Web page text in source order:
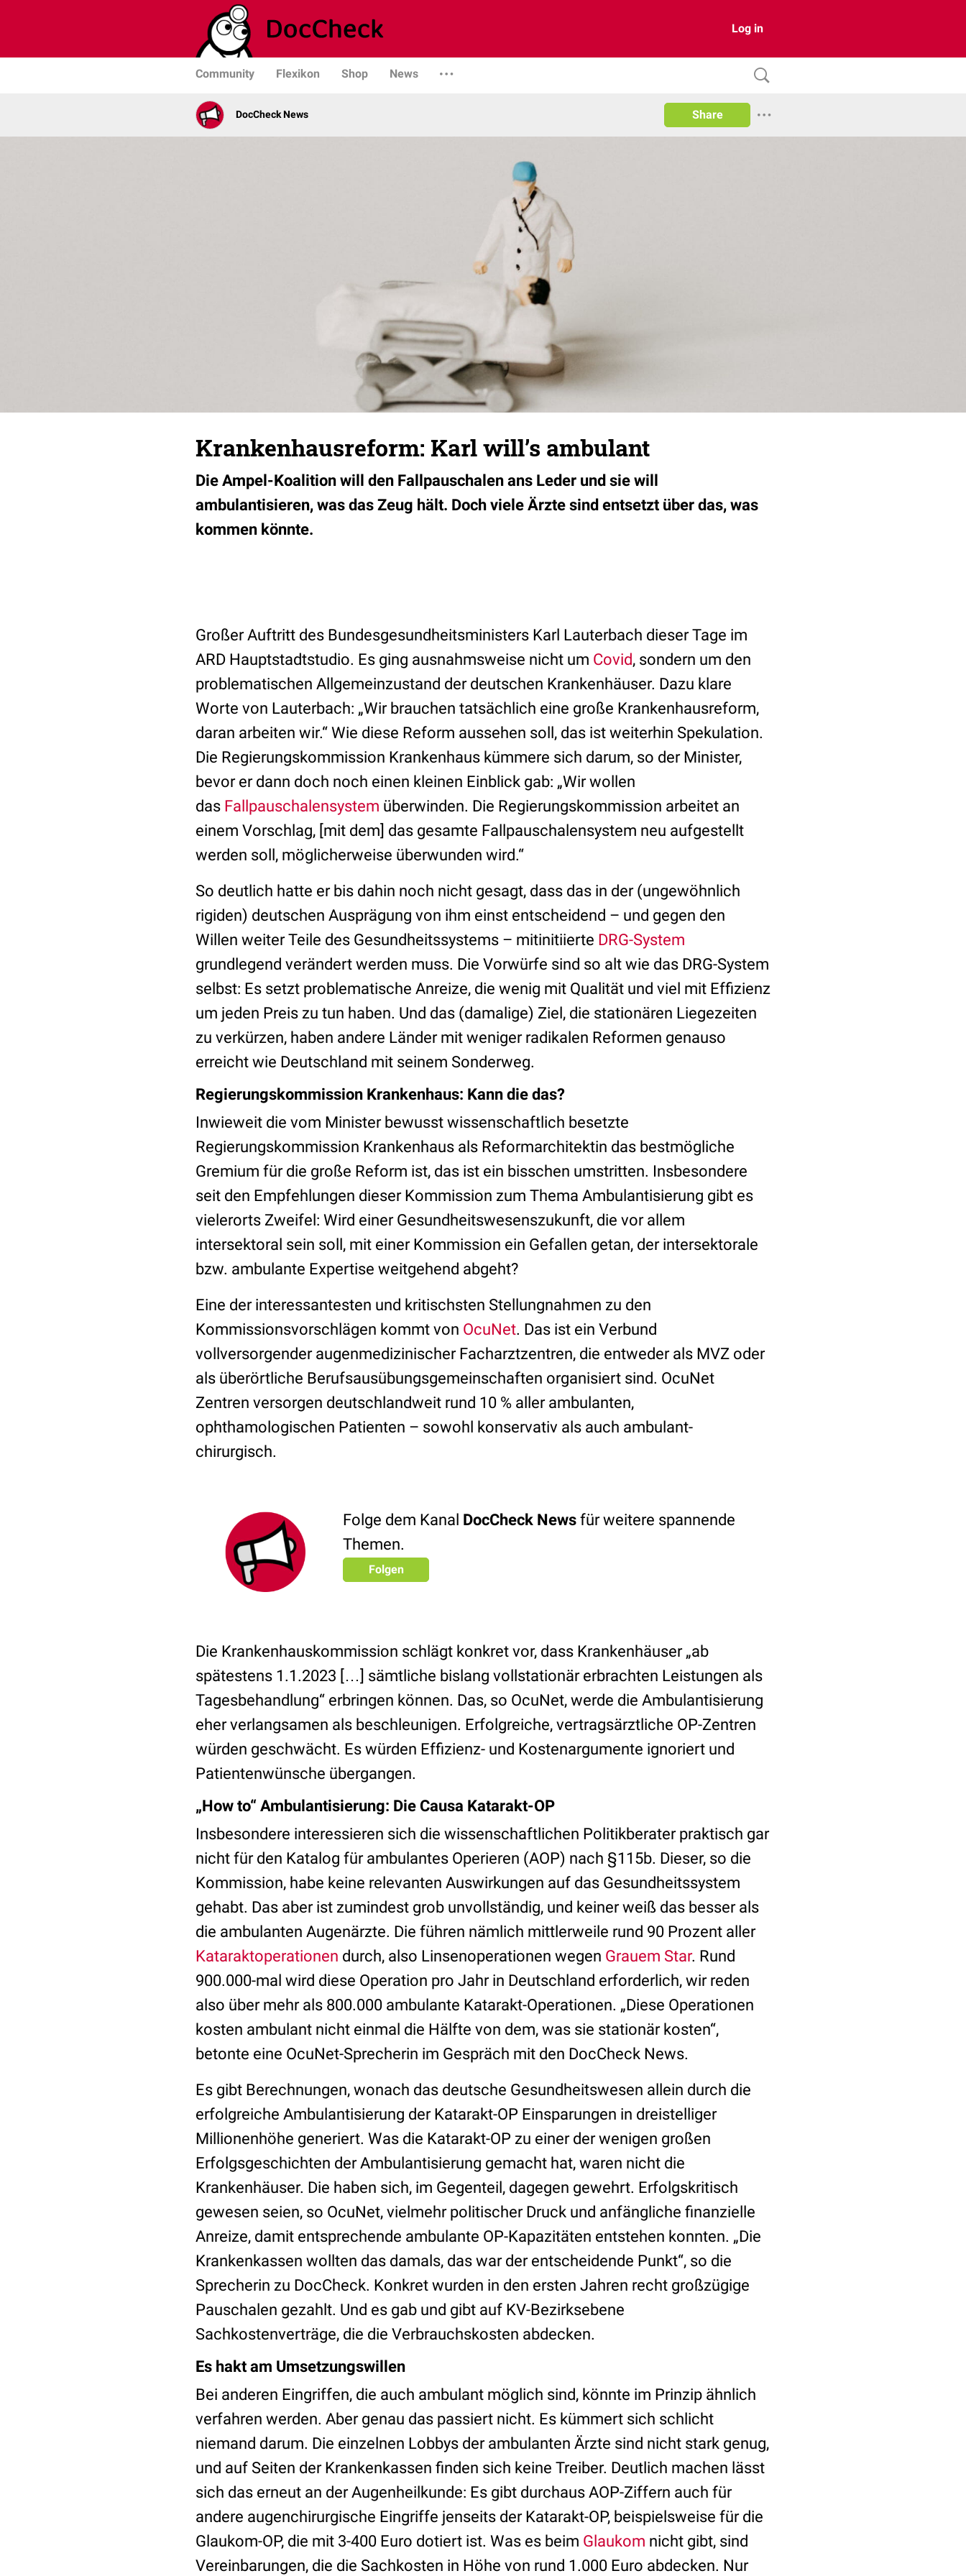
Log in
Community Flexikon Shop News
DocCheck News Share
Krankenhausreform: Karl will’s ambulant
Die Ampel-Koalition will den Fallpauschalen ans Leder und sie will
ambulantisieren, was das Zeug hält. Doch viele Ärzte sind entsetzt über das, was
kommen könnte.
Großer Auftritt des Bundesgesundheitsministers Karl Lauterbach dieser Tage im
ARD Hauptstadtstudio. Es ging ausnahmsweise nicht um Covid, sondern um den
problematischen Allgemeinzustand der deutschen Krankenhäuser. Dazu klare
Worte von Lauterbach: „Wir brauchen tatsächlich eine große Krankenhausreform,
daran arbeiten wir.“ Wie diese Reform aussehen soll, das ist weiterhin Spekulation.
Die Regierungskommission Krankenhaus kümmere sich darum, so der Minister,
bevor er dann doch noch einen kleinen Einblick gab: „Wir wollen
das Fallpauschalensystem überwinden. Die Regierungskommission arbeitet an
einem Vorschlag, [mit dem] das gesamte Fallpauschalensystem neu aufgestellt
werden soll, möglicherweise überwunden wird.“
So deutlich hatte er bis dahin noch nicht gesagt, dass das in der (ungewöhnlich
rigiden) deutschen Ausprägung von ihm einst entscheidend – und gegen den
Willen weiter Teile des Gesundheitssystems – mitinitiierte DRG-System
grundlegend verändert werden muss. Die Vorwürfe sind so alt wie das DRG-System
selbst: Es setzt problematische Anreize, die wenig mit Qualität und viel mit Effizienz
um jeden Preis zu tun haben. Und das (damalige) Ziel, die stationären Liegezeiten
zu verkürzen, haben andere Länder mit weniger radikalen Reformen genauso
erreicht wie Deutschland mit seinem Sonderweg.
Regierungskommission Krankenhaus: Kann die das?
Inwieweit die vom Minister bewusst wissenschaftlich besetzte
Regierungskommission Krankenhaus als Reformarchitektin das bestmögliche
Gremium für die große Reform ist, das ist ein bisschen umstritten. Insbesondere
seit den Empfehlungen dieser Kommission zum Thema Ambulantisierung gibt es
vielerorts Zweifel: Wird einer Gesundheitswesenszukunft, die vor allem
intersektoral sein soll, mit einer Kommission ein Gefallen getan, der intersektorale
bzw. ambulante Expertise weitgehend abgeht?
Eine der interessantesten und kritischsten Stellungnahmen zu den
Kommissionsvorschlägen kommt von OcuNet. Das ist ein Verbund
vollversorgender augenmedizinischer Facharztzentren, die entweder als MVZ oder
als überörtliche Berufsausübungsgemeinschaften organisiert sind. OcuNet
Zentren versorgen deutschlandweit rund 10 % aller ambulanten,
ophthamologischen Patienten – sowohl konservativ als auch ambulant-
chirurgisch.
Folge dem Kanal DocCheck News für weitere spannende
Themen.
Folgen
Die Krankenhauskommission schlägt konkret vor, dass Krankenhäuser „ab
spätestens 1.1.2023 […] sämtliche bislang vollstationär erbrachten Leistungen als
Tagesbehandlung“ erbringen können. Das, so OcuNet, werde die Ambulantisierung
eher verlangsamen als beschleunigen. Erfolgreiche, vertragsärztliche OP-Zentren
würden geschwächt. Es würden Effizienz- und Kostenargumente ignoriert und
Patientenwünsche übergangen.
„How to“ Ambulantisierung: Die Causa Katarakt-OP
Insbesondere interessieren sich die wissenschaftlichen Politikberater praktisch gar
nicht für den Katalog für ambulantes Operieren (AOP) nach §115b. Dieser, so die
Kommission, habe keine relevanten Auswirkungen auf das Gesundheitssystem
gehabt. Das aber ist zumindest grob unvollständig, und keiner weiß das besser als
die ambulanten Augenärzte. Die führen nämlich mittlerweile rund 90 Prozent aller
Kataraktoperationen durch, also Linsenoperationen wegen Grauem Star. Rund
900.000-mal wird diese Operation pro Jahr in Deutschland erforderlich, wir reden
also über mehr als 800.000 ambulante Katarakt-Operationen. „Diese Operationen
kosten ambulant nicht einmal die Hälfte von dem, was sie stationär kosten“,
betonte eine OcuNet-Sprecherin im Gespräch mit den DocCheck News.
Es gibt Berechnungen, wonach das deutsche Gesundheitswesen allein durch die
erfolgreiche Ambulantisierung der Katarakt-OP Einsparungen in dreistelliger
Millionenhöhe generiert. Was die Katarakt-OP zu einer der wenigen großen
Erfolgsgeschichten der Ambulantisierung gemacht hat, waren nicht die
Krankenhäuser. Die haben sich, im Gegenteil, dagegen gewehrt. Erfolgskritisch
gewesen seien, so OcuNet, vielmehr politischer Druck und anfängliche finanzielle
Anreize, damit entsprechende ambulante OP-Kapazitäten entstehen konnten. „Die
Krankenkassen wollten das damals, das war der entscheidende Punkt“, so die
Sprecherin zu DocCheck. Konkret wurden in den ersten Jahren recht großzügige
Pauschalen gezahlt. Und es gab und gibt auf KV-Bezirksebene
Sachkostenverträge, die die Verbrauchskosten abdecken.
Es hakt am Umsetzungswillen
Bei anderen Eingriffen, die auch ambulant möglich sind, könnte im Prinzip ähnlich
verfahren werden. Aber genau das passiert nicht. Es kümmert sich schlicht
niemand darum. Die einzelnen Lobbys der ambulanten Ärzte sind nicht stark genug,
und auf Seiten der Krankenkassen finden sich keine Treiber. Deutlich machen lässt
sich das erneut an der Augenheilkunde: Es gibt durchaus AOP-Ziffern auch für
andere augenchirurgische Eingriffe jenseits der Katarakt-OP, beispielsweise für die
Glaukom-OP, die mit 3-400 Euro dotiert ist. Was es beim Glaukom nicht gibt, sind
Vereinbarungen, die die Sachkosten in Höhe von rund 1.000 Euro abdecken. Nur